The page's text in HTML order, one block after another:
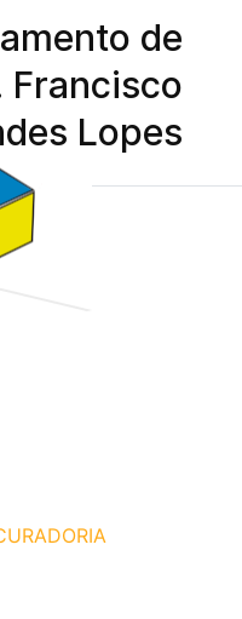
de
Francisco
Lopes